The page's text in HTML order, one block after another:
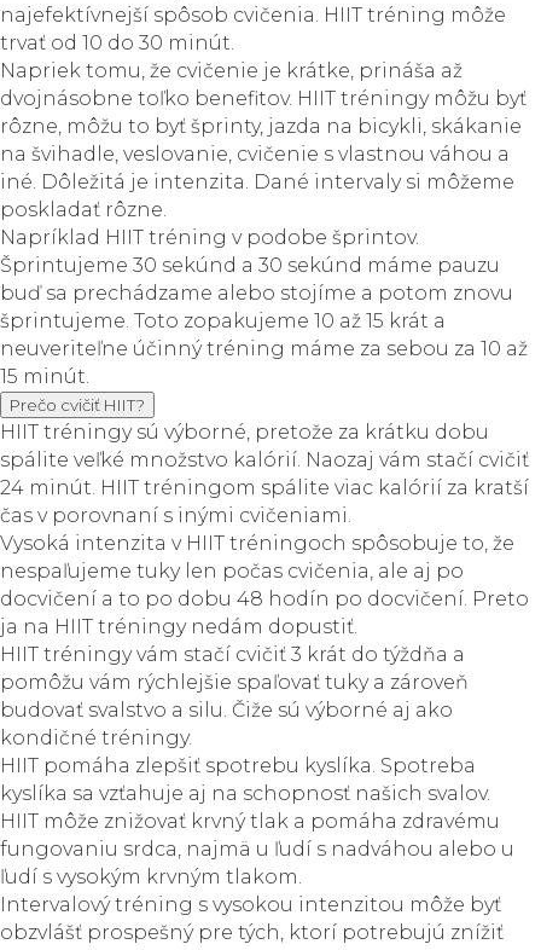
najefektívnejší spôsob cvičenia. HIIT tréning môže
trvať od 10 do 30 minút.
Napriek tomu, že cvičenie je krátke, prináša až
dvojnásobne toľko benefitov. HIIT tréningy môžu byť
rôzne, môžu to byť šprinty, jazda na bicykli, skákanie
na švihadle, veslovanie, cvičenie s vlastnou váhou a
iné. Dôležitá je intenzita. Dané intervaly si môžeme
poskladať rôzne.
Napríklad HIIT tréning v podobe šprintov.
Šprintujeme 30 sekúnd a 30 sekúnd máme pauzu
buď sa prechádzame alebo stojíme a potom znovu
šprintujeme. Toto zopakujeme 10 až 15 krát a
neuveriteľne účinný tréning máme za sebou za 10 až
15 minút.
Prečo cvičiť HIIT?
HIIT tréningy sú výborné, pretože za krátku dobu
spálite veľké množstvo kalórií. Naozaj vám stačí cvičiť
24 minút. HIIT tréningom spálite viac kalórií za kratší
čas v porovnaní s inými cvičeniami.
Vysoká intenzita v HIIT tréningoch spôsobuje to, že
nespaľujeme tuky len počas cvičenia, ale aj po
docvičení a to po dobu 48 hodín po docvičení. Preto
ja na HIIT tréningy nedám dopustiť.
HIIT tréningy vám stačí cvičiť 3 krát do týždňa a
pomôžu vám rýchlejšie spaľovať tuky a zároveň
budovať svalstvo a silu. Čiže sú výborné aj ako
kondičné tréningy.
HIIT pomáha zlepšiť spotrebu kyslíka. Spotreba
kyslíka sa vzťahuje aj na schopnosť našich svalov.
HIIT môže znižovať krvný tlak a pomáha zdravému
fungovaniu srdca, najmä u ľudí s nadváhou alebo u
ľudí s vysokým krvným tlakom.
Intervalový tréning s vysokou intenzitou môže byť
obzvlášť prospešný pre tých, ktorí potrebujú znížiť